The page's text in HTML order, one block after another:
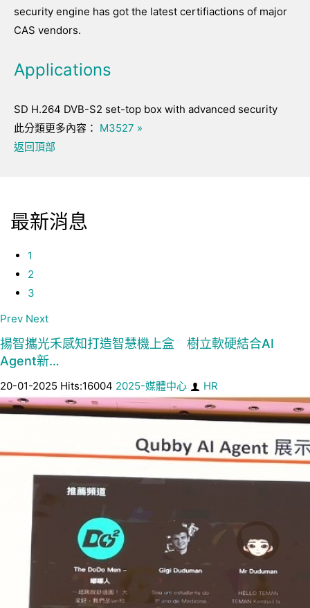
security engine has got the latest certifiactions of major
CAS vendors.
Applications
SD H.264 DVB-S2 set-top box with advanced security
此分類更多內容： M3527 »
返回頂部
最新消息
1
2
3
Prev Next
揚智攜光禾感知打造智慧機上盒 樹立軟硬結合AI
Agent新…
20-01-2025 Hits:16004 2025-媒體中心 HR